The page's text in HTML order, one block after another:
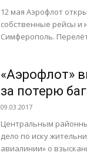
12 мая Аэрофлот
собственные рейсы и
Симферополь.
«Аэрофлот»
за потерю
09.03.2017
Центральным
дело по иску
авиалинии» о